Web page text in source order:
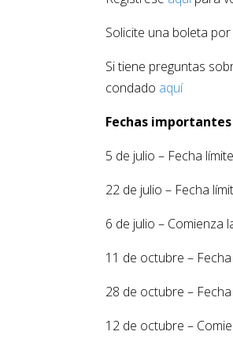
Solicite una boleta
Si tiene preguntas
condado aquí
Fechas importantes
5 de julio – Fecha
22 de julio – Fecha
6 de julio – Comienza
11 de octubre –
28 de octubre –
12 de octubre –